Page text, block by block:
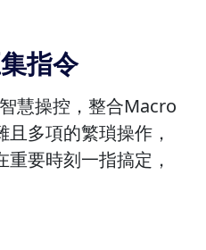
指令
慧操控，整合Macro
多項的繁瑣操作，
要時刻一指搞定，